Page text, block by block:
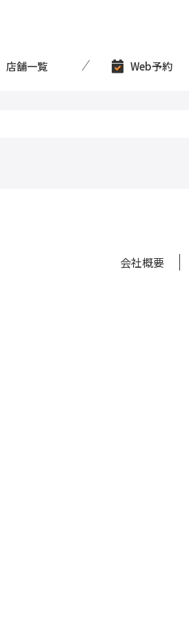
店舗一覧 Web予約
会社概要